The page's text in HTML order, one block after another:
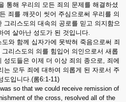
통해 우리의 모든 죄의 문제를 해결하셨
죄를 깨끗이 씻어 주심으로써 우리를 의
그리스도의 대속의 공로를 믿고 의지함으
여 살아난 성도가 된 것입니다.
와 함께 십자가에 못박혀 죽음으로써 죄
리스도의 의를 힘입어 의인으로서 새롭
성도들은 이제 더 이상 죄의 종으로, 죄에
는 모두 죄에 대하여 의롭게 된 자로서 주
도입니다.(롬6:1-11)
so that we could receive remission of
of the cross, resolved all of the